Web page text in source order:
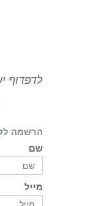
לדפדוף
הרשמה
שם
מייל